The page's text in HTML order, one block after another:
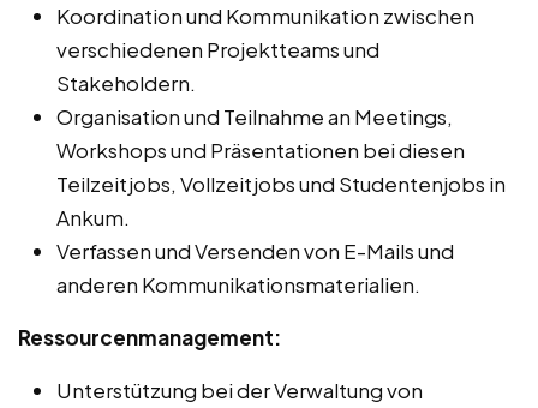
Koordination und Kommunikation zwischen
verschiedenen Projektteams und
Stakeholdern.
Organisation und Teilnahme an Meetings,
Workshops und Präsentationen bei diesen
Teilzeitjobs, Vollzeitjobs und Studentenjobs in
Ankum.
Verfassen und Versenden von E-Mails und
anderen Kommunikationsmaterialien.
Ressourcenmanagement:
Unterstützung bei der Verwaltung von